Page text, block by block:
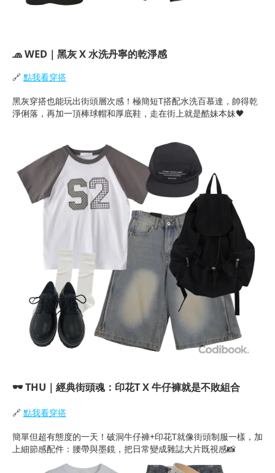
🧢 WED｜黑灰 X 水洗丹寧的乾淨感
🔗 點我看穿搭
黑灰穿搭也能玩出街頭層次感！極簡短T搭配水洗百慕達，帥得乾
淨俐落，再加一頂棒球帽和厚底鞋，走在街上就是酷妹本妹🖤
🕶THU｜經典街頭魂：印花T X 牛仔褲就是不敗組合
🔗 點我看穿搭
簡單但超有態度的一天！破洞牛仔褲+印花T就像街頭制服一樣，加
上細節感配件：腰帶與墨鏡，把日常變成雜誌大片既視感📸